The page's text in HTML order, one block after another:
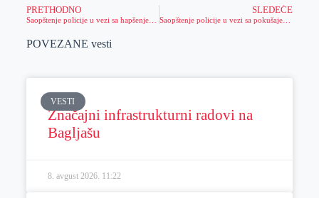
PRETHODNO
Saopštenje policije u vezi sa hapšenjem zbog narkotika
SLEDEĆE
POVEZANE vesti
VESTI
Značajni infrastrukturni radovi na
Bagljašu
8. avgust 2026. 11:22